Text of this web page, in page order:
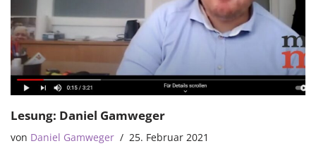
Lesung: Daniel Gamweger
von Daniel Gamweger 25. Februar 2021